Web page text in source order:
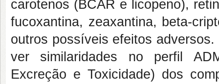
carotenos (BCAR e licopeno),
fucoxantina, zeaxantina, beta-
outros possíveis efeitos
ver similaridades no perfil
Excreção e Toxicidade) dos